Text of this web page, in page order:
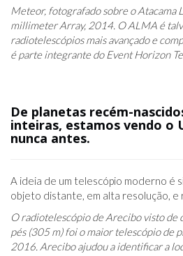
Meteor, fotografado sobre o
millimeter Array, 2014. O ALMA é
radiotelescópios mais avançado e
é parte integrante do Event Horizon
De planetas recém-
inteiras, estamos vendo o
nunca antes.
A ideia de um telescópio moderno é
objeto distante, em alta resolução, e
O radiotelescópio de Arecibo visto de
pés (305 m) foi o maior telescópio de
2016. Arecibo ajudou a identificar a